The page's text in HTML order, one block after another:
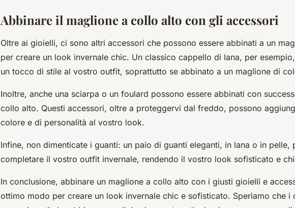
Abbinare il maglione a collo alto con gli accessori
Oltre ai gioielli, ci sono altri accessori che possono essere abbinati a un
per creare un look invernale chic. Un classico cappello di lana, per
un tocco di stile al vostro outfit, soprattutto se abbinato a un maglione di
Inoltre, anche una sciarpa o un foulard possono essere abbinati con
collo alto. Questi accessori, oltre a proteggervi dal freddo, possono
colore e di personalità al vostro look.
Infine, non dimenticate i guanti: un paio di guanti eleganti, in lana o in pelle,
completare il vostro outfit invernale, rendendo il vostro look sofisticato e
In conclusione, abbinare un maglione a collo alto con i giusti gioielli e
ottimo modo per creare un look invernale chic e sofisticato. Speriamo che i